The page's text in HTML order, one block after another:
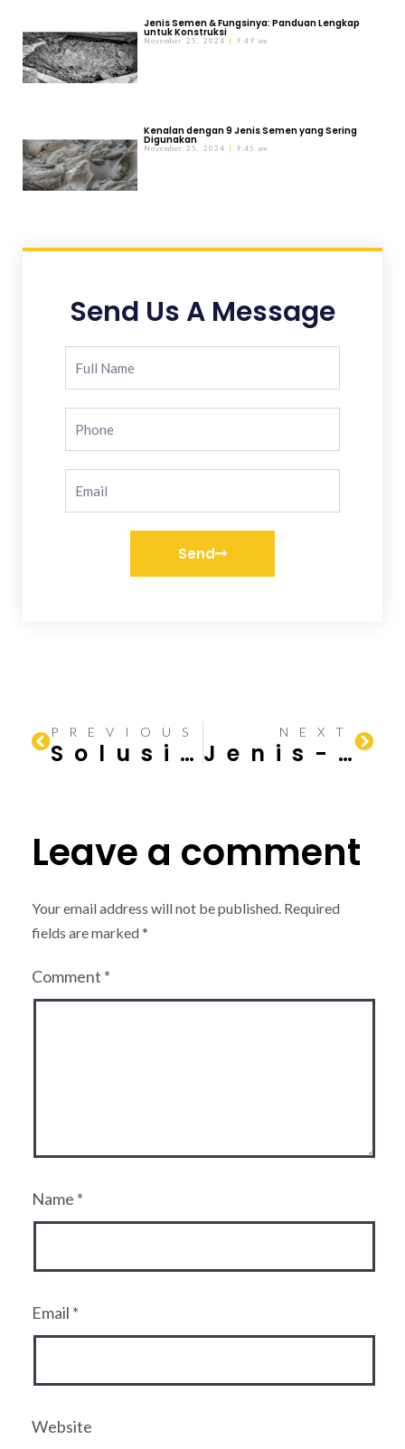
Jenis Semen & Fungsinya: Panduan Lengkap
untuk Konstruksi
November 25, 2024 9:49 am
Kenalan dengan 9 Jenis Semen yang Sering
Digunakan
November 25, 2024 9:45 am
Send Us A Message
Send
PREVIOUS
Solusi Konstruksi Baja Terbaik untuk Keberhasilan Proyek Anda!
NEXT
Jenis-jenis Keramik untuk Bangunan
Leave a comment
Your email address will not be published. Required
fields are marked*
Comment *
Name *
Email *
Website